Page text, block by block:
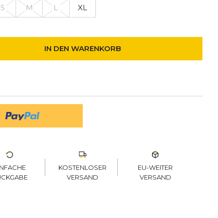
S M L XL
IN DEN WARENKORB
KOSTENLOSER
VERSAND
EU-WEITER
VERSAND